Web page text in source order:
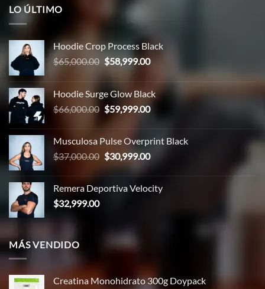
LO ÚLTIMO
Hoodie Crop Process Black
$65,000.00 El
precio
original
era:
$65,000.00.
$58,999.00El
actual
es:
$58,999.00.
Hoodie Surge Glow Black
$66,000.00 El
precio
original
era:
$66,000.00.
$59,999.00El
es:
$59,999.00.
Musculosa Pulse Overprint Black
$37,000.00 El
precio
original
era:
$30,999.00El
precio
actual
es:
Remera Deportiva Velocity
$32,999.00
MÁS VENDIDO
Creatina Monohidrato 300g Doypack